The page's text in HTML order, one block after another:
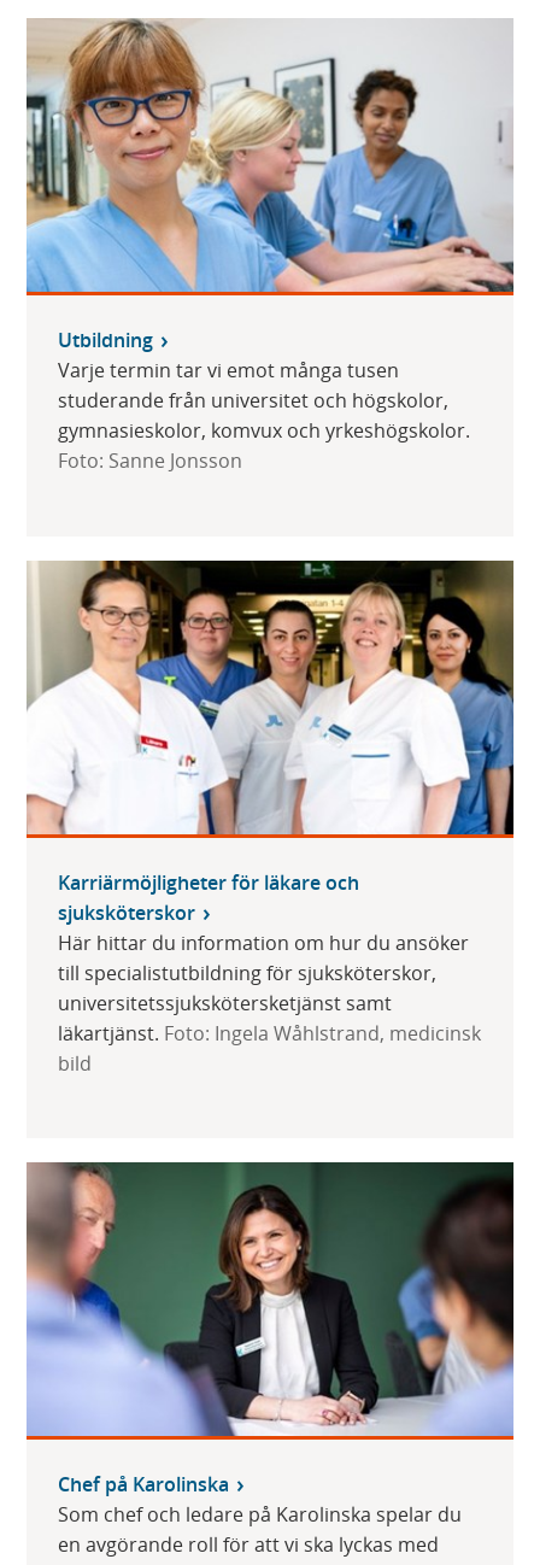
Utbildning
Varje termin tar vi emot många tusen
studerande från universitet och högskolor,
gymnasieskolor, komvux och yrkeshögskolor.
Foto: Sanne Jonsson
Karriärmöjligheter för läkare och
sjuksköterskor
Här hittar du information om hur du ansöker
till specialistutbildning för sjuksköterskor,
universitetssjukskötersketjänst samt
läkartjänst. Foto: Ingela Wåhlstrand, medicinsk
bild
Chef på Karolinska
Som chef och ledare på Karolinska spelar du
en avgörande roll för att vi ska lyckas med